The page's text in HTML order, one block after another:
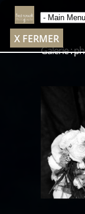
X FERMER
Galerie :